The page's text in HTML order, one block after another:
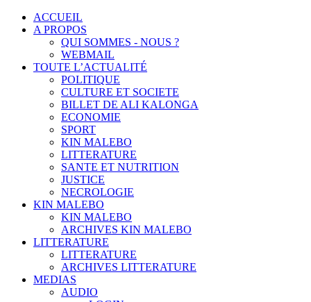
ACCUEIL
A PROPOS
QUI SOMMES - NOUS ?
WEBMAIL
TOUTE L’ACTUALITÉ
POLITIQUE
CULTURE ET SOCIETE
BILLET DE ALI KALONGA
ECONOMIE
SPORT
KIN MALEBO
LITTERATURE
SANTE ET NUTRITION
JUSTICE
NECROLOGIE
KIN MALEBO
KIN MALEBO
ARCHIVES KIN MALEBO
LITTERATURE
LITTERATURE
ARCHIVES LITTERATURE
MEDIAS
AUDIO